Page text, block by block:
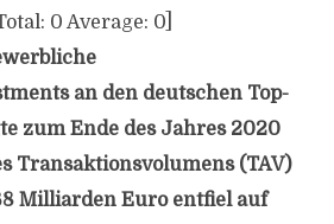
0 Average: 0]
an den deutschen Top-
zum Ende des Jahres 2020
Transaktionsvolumens (TAV)
Milliarden Euro entfiel auf